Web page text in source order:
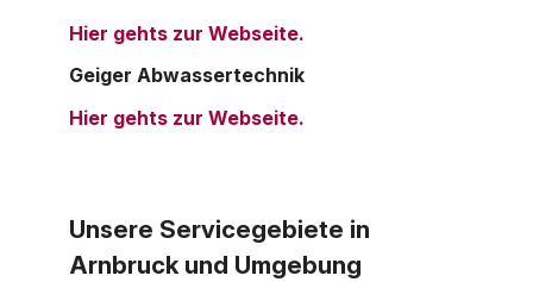
Hier gehts zur Webseite.
Geiger Abwassertechnik
Hier gehts zur Webseite.
Unsere Servicegebiete in
Arnbruck und Umgebung